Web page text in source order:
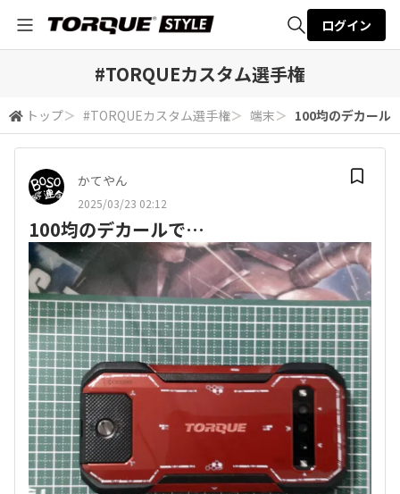
検索
ログイン
#TORQUEカスタム選手権
トップ＞ #TORQUEカスタム選手権＞ 端末＞ 100均のデカール
かてやん
2025/03/23 02:12
100均のデカールで…